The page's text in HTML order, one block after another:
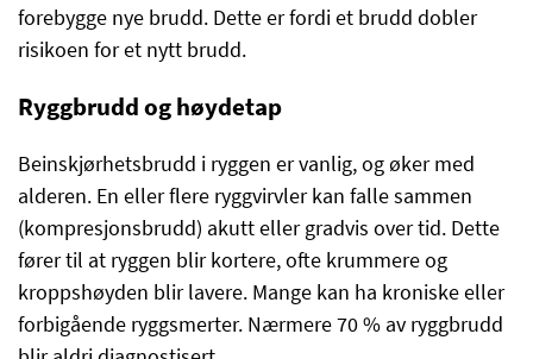
forebygge nye brudd. Dette er fordi et brudd dobler
risikoen for et nytt brudd.
Ryggbrudd og høydetap
Beinskjørhetsbrudd i ryggen er vanlig, og øker med
alderen. En eller flere ryggvirvler kan falle sammen
(kompresjonsbrudd) akutt eller gradvis over tid. Dette
fører til at ryggen blir kortere, ofte krummere og
kroppshøyden blir lavere. Mange kan ha kroniske eller
forbigående ryggsmerter. Nærmere 70 % av ryggbrudd